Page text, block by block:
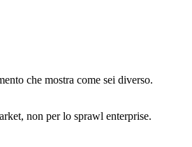
che mostra come sei diverso.
non per lo sprawl enterprise.